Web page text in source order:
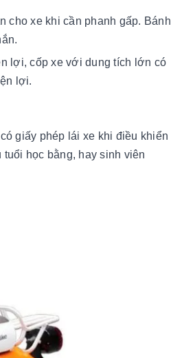
cho xe khi cần phanh gấp. Bánh
lợi, cốp xe với dung tích lớn có
lợi.
giấy phép lái xe khi điều khiển
học bằng, hay sinh viên